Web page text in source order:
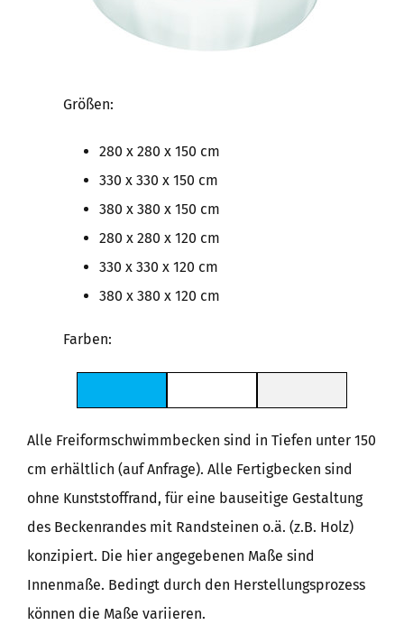
Größen:
280 x 280 x 150 cm
330 x 330 x 150 cm
380 x 380 x 150 cm
280 x 280 x 120 cm
330 x 330 x 120 cm
380 x 380 x 120 cm
Farben:
Alle Freiformschwimmbecken sind in Tiefen unter 150
cm erhältlich (auf Anfrage). Alle Fertigbecken sind
ohne Kunststoffrand, für eine bauseitige Gestaltung
des Beckenrandes mit Randsteinen o.ä. (z.B. Holz)
konzipiert. Die hier angegebenen Maße sind
Innenmaße. Bedingt durch den Herstellungsprozess
können die Maße variieren.